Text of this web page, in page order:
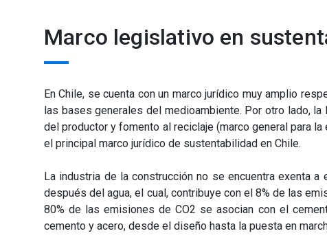
Marco legislativo en
En Chile, se cuenta con un marco jurídico muy amplio
las bases generales del medioambiente. Por otro lado, la
del productor y fomento al reciclaje (marco general para la
el principal marco jurídico de sustentabilidad en Chile.
La industria de la construcción no se encuentra exenta
después del agua, el cual, contribuye con el 8% de las
80% de las emisiones de CO2 se asocian con el
cemento y acero, desde el diseño hasta la puesta en